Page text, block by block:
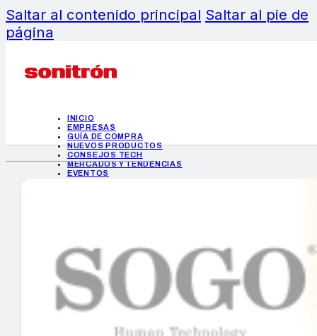
Saltar al contenido principal Saltar al pie de
página
INICIO
EMPRESAS
GUÍA DE COMPRA
NUEVOS PRODUCTOS
CONSEJOS TECH
MERCADOS Y TENDENCIAS
EVENTOS
INICIO
EMPRESAS
GUÍA DE COMPRA